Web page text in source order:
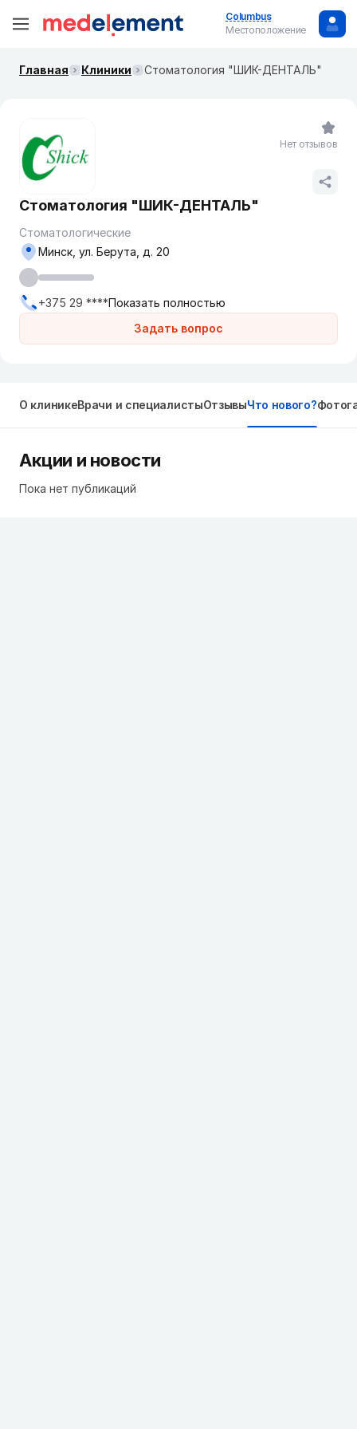
Columbus
Местоположение
Главная Клиники Стоматология "ШИК-ДЕНТАЛЬ"
Стоматология "ШИК-ДЕНТАЛЬ"
Стоматологические
Задать вопрос
Минск, ул. Берута, д. 20
+375 29 ****Показать полностью
Нет отзывов
О клиникеВрачи и специалистыОтзывыЧто нового?
Акции и новости
Пока нет публикаций